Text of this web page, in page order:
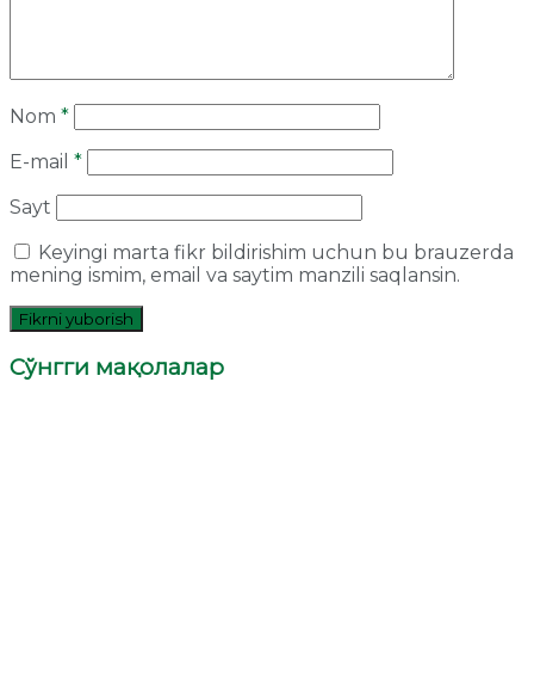
Nom *
E-mail *
Sayt
Keyingi marta fikr bildirishim uchun bu brauzerda
mening ismim, email va saytim manzili saqlansin.
Сўнгги мақолалар